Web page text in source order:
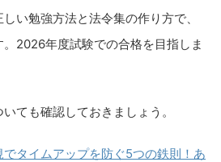
い勉強方法と法令集の作り方で、
2026年度試験での合格を目指しま
ても確認しておきましょう。
でタイムアップを防ぐ5つの鉄則！あ